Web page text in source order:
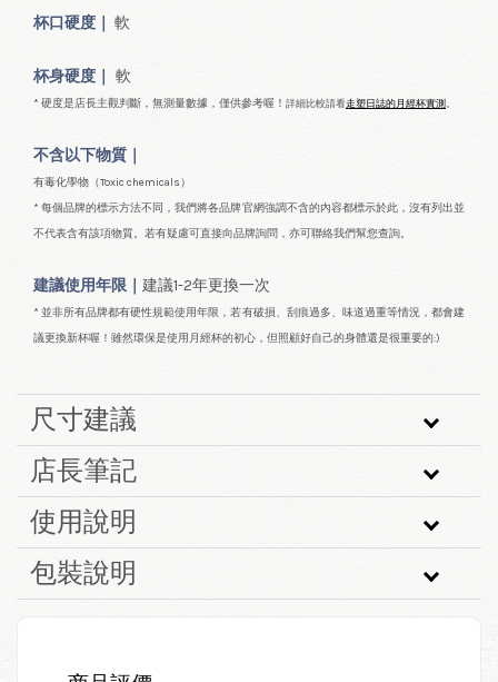
杯口硬度｜ 軟
杯身硬度｜ 軟
* 硬度是店長主觀判斷，無測量數據，僅供參考喔！ 詳細比較請看走塑日誌的月經杯實測 。
不含以下物質｜
有毒化學物（Toxic chemicals）
* 每個品牌的標示方法不同，我們將各品牌官網強調不含的內容都標示於此，沒有列出並
不代表含有該項物質。若有疑慮可直接向品牌詢問，亦可聯絡我們幫您查詢。
建議使用年限｜ 建議1-2年更換一次
* 並非所有品牌都有硬性規範使用年限，若有破損、刮痕過多、味道過重等情況，都會建
議更換新杯喔！雖然環保是使用月經杯的初心，但照顧好自己的身體還是很重要的:)
尺寸建議
店長筆記
使用說明
包裝說明